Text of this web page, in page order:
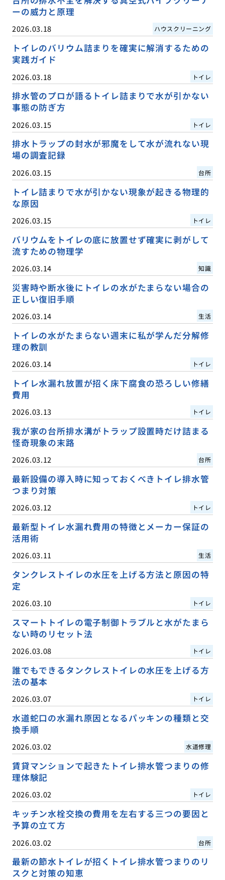
ーの威力と原理
2026.03.18 ハウスクリーニング
トイレのバリウム詰まりを確実に解消するための
実践ガイド
2026.03.18 トイレ
排水管のプロが語るトイレ詰まりで水が引かない
事態の防ぎ方
2026.03.15 トイレ
排水トラップの封水が邪魔をして水が流れない現
場の調査記録
2026.03.15 台所
トイレ詰まりで水が引かない現象が起きる物理的
な原因
2026.03.15 トイレ
バリウムをトイレの底に放置せず確実に剥がして
流すための物理学
2026.03.14 知識
災害時や断水後にトイレの水がたまらない場合の
正しい復旧手順
2026.03.14 生活
トイレの水がたまらない週末に私が学んだ分解修
理の教訓
2026.03.14 トイレ
トイレ水漏れ放置が招く床下腐食の恐ろしい修繕
費用
2026.03.13 トイレ
我が家の台所排水溝がトラップ設置時だけ詰まる
怪奇現象の末路
2026.03.12 台所
最新設備の導入時に知っておくべきトイレ排水管
つまり対策
2026.03.12 トイレ
最新型トイレ水漏れ費用の特徴とメーカー保証の
活用術
2026.03.11 生活
タンクレストイレの水圧を上げる方法と原因の特
定
2026.03.10 トイレ
スマートトイレの電子制御トラブルと水がたまら
ない時のリセット法
2026.03.08 トイレ
誰でもできるタンクレストイレの水圧を上げる方
法の基本
2026.03.07 トイレ
水道蛇口の水漏れ原因となるパッキンの種類と交
換手順
2026.03.02 水道修理
賃貸マンションで起きたトイレ排水管つまりの修
理体験記
2026.03.02 トイレ
キッチン水栓交換の費用を左右する三つの要因と
予算の立て方
2026.03.02 台所
最新の節水トイレが招くトイレ排水管つまりのリ
スクと対策の知恵